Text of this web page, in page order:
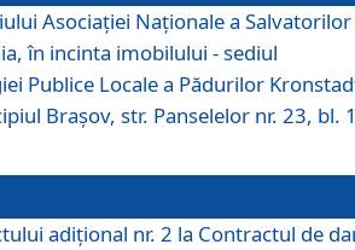
Asociației Naționale a Salvatorilor
în incinta imobilului - sediul
Publice Locale a Pădurilor
Braşov, str. Panselelor nr. 23, bl.
adițional nr. 2 la Contractul de